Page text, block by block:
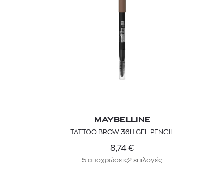
MAYBELLINE
TATTOO BROW 36H GEL PENCIL
8,74 €
5 αποχρώσεις2 επιλογές